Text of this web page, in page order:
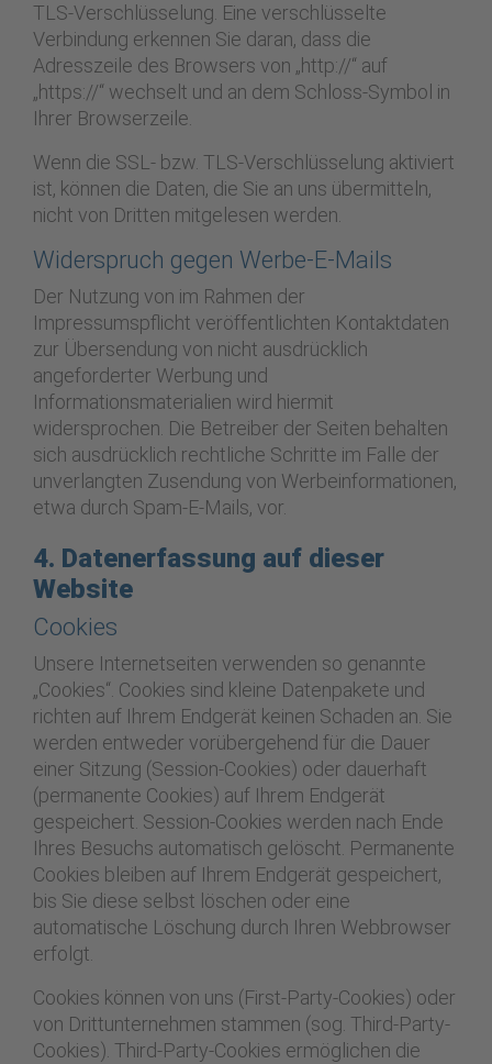
TLS-Verschlüsselung. Eine verschlüsselte
Verbindung erkennen Sie daran, dass die
Adresszeile des Browsers von „http://“ auf
„https://“ wechselt und an dem Schloss-Symbol in
Ihrer Browserzeile.
Wenn die SSL- bzw. TLS-Verschlüsselung aktiviert
ist, können die Daten, die Sie an uns übermitteln,
nicht von Dritten mitgelesen werden.
Widerspruch gegen Werbe-E-Mails
Der Nutzung von im Rahmen der
Impressumspflicht veröffentlichten Kontaktdaten
zur Übersendung von nicht ausdrücklich
angeforderter Werbung und
Informationsmaterialien wird hiermit
widersprochen. Die Betreiber der Seiten behalten
sich ausdrücklich rechtliche Schritte im Falle der
unverlangten Zusendung von Werbeinformationen,
etwa durch Spam-E-Mails, vor.
4. Datenerfassung auf dieser
Website
Cookies
Unsere Internetseiten verwenden so genannte
„Cookies“. Cookies sind kleine Datenpakete und
richten auf Ihrem Endgerät keinen Schaden an. Sie
werden entweder vorübergehend für die Dauer
einer Sitzung (Session-Cookies) oder dauerhaft
(permanente Cookies) auf Ihrem Endgerät
gespeichert. Session-Cookies werden nach Ende
Ihres Besuchs automatisch gelöscht. Permanente
Cookies bleiben auf Ihrem Endgerät gespeichert,
bis Sie diese selbst löschen oder eine
automatische Löschung durch Ihren Webbrowser
erfolgt.
Cookies können von uns (First-Party-Cookies) oder
von Drittunternehmen stammen (sog. Third-Party-
Cookies). Third-Party-Cookies ermöglichen die